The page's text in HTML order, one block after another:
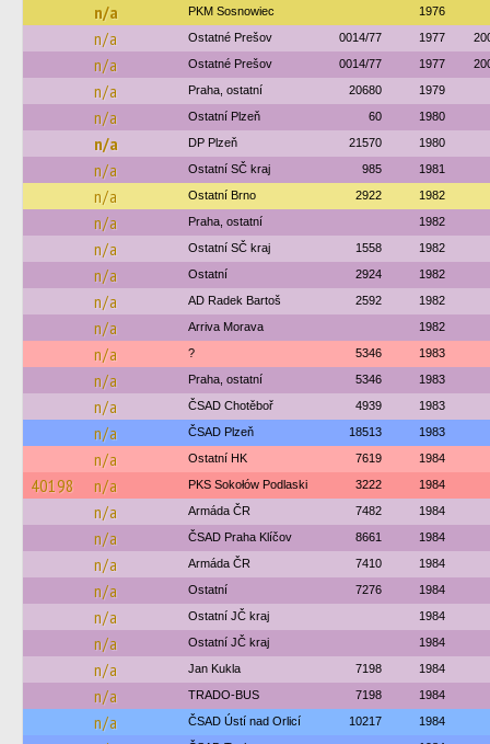
n/a PKM Sosnowiec 1976
n/a Ostatné Prešov 0014/77 1977
n/a Ostatné Prešov 0014/77 1977
n/a Praha, ostatní 20680 1979
n/a Ostatní Plzeň 60 1980
n/a DP Plzeň 21570 1980
n/a Ostatní SČ kraj 985 1981
n/a Ostatní Brno 2922 1982
n/a Praha, ostatní 1982
n/a Ostatní SČ kraj 1558 1982
n/a Ostatní 2924 1982
n/a AD Radek Bartoš 2592 1982
n/a Arriva Morava 1982
n/a ? 5346 1983
n/a Praha, ostatní 5346 1983
n/a ČSAD Chotěboř 4939 1983
n/a ČSAD Plzeň 18513 1983
n/a Ostatní HK 7619 1984
40198 n/a PKS Sokołów Podlaski 3222 1984
n/a Armáda ČR 7482 1984
n/a ČSAD Praha Klíčov 8661 1984
n/a Armáda ČR 7410 1984
n/a Ostatní 7276 1984
n/a Ostatní JČ kraj 1984
n/a Ostatní JČ kraj 1984
n/a Jan Kukla 7198 1984
n/a TRADO-BUS 7198 1984
n/a ČSAD Ústí nad Orlicí 10217 1984